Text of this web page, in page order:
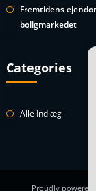
Fremtidens
boligmarkedet
Categories
Alle Indlæg
Proudly powered